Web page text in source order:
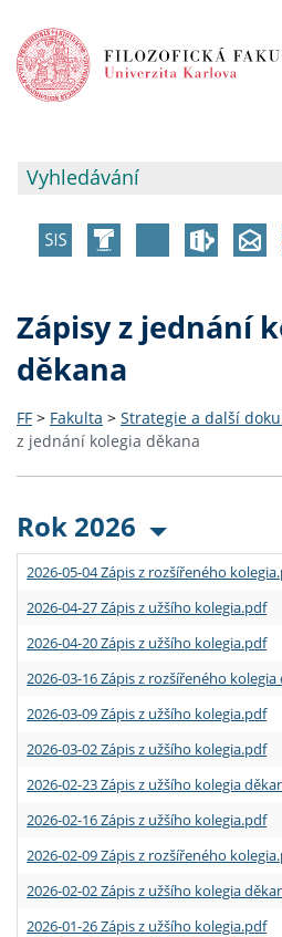
Zápisy z jednání
děkana
FF > Fakulta > Strategie a další
z jednání kolegia děkana
Rok 2026
2026-05-04 Zápis z rozšířeného
2026-04-27 Zápis z užšího kolegia.pdf
2026-04-20 Zápis z užšího kolegia.pdf
2026-03-16 Zápis z rozšířeného
2026-03-09 Zápis z užšího kolegia.pdf
2026-03-02 Zápis z užšího kolegia.pdf
2026-02-23 Zápis z užšího kolegia
2026-02-16 Zápis z užšího kolegia.pdf
2026-02-09 Zápis z rozšířeného
2026-02-02 Zápis z užšího kolegia
2026-01-26 Zápis z užšího kolegia.pdf